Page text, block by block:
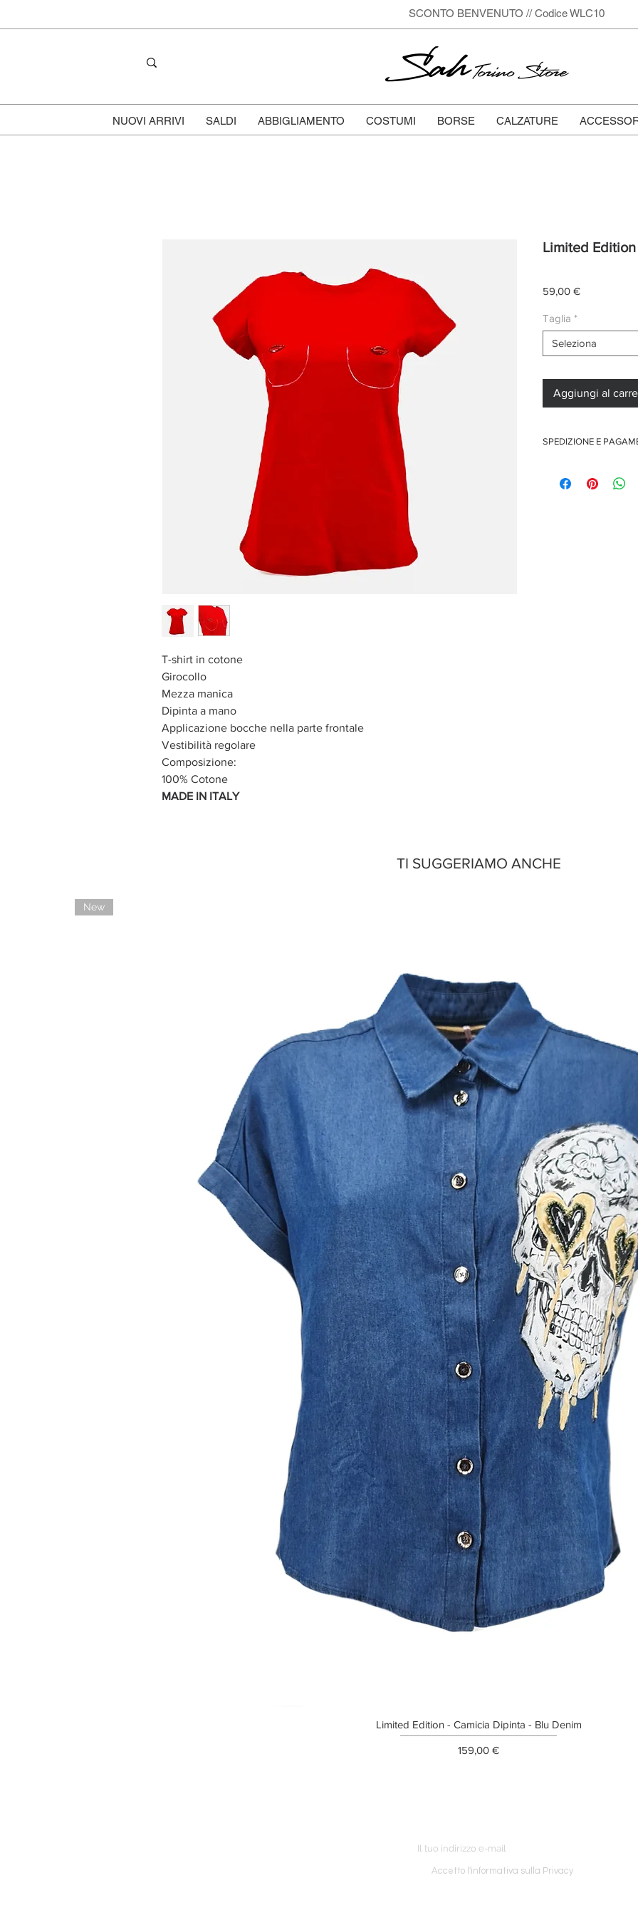
SCONTO BENVENUTO // Codice WLC10
SahTorino Store
NUOVI ARRIVI SALDI ABBIGLIAMENTO COSTUMI BORSE CALZATURE
T-shirt in cotone
Girocollo
Mezza manica
Dipinta a mano
Applicazione bocche nella parte frontale
Vestibilità regolare
Composizione:
100% Cotone
MADE IN ITALY
Limited Edition
59,00 €Prezzo
Taglia *
Seleziona
Aggiungi al
SPEDIZIONE E
Pagamenti sicuri con
TI SUGGERIAMO ANCHE
New
Limited Edition - Camicia Dipinta - Blu Denim
Prezzo
159,00 €
Accetto l'informativa sulla Privacy